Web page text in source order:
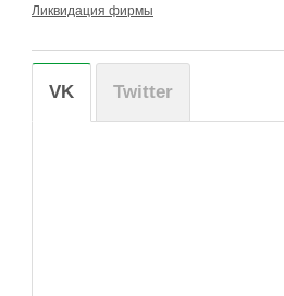
Ликвидация фирмы
VK Twitter